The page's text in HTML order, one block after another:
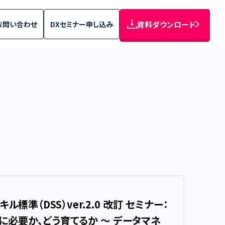
問い合わせ DXセミナー申し込み 資料ダウンロード
page-seminar.phpon line
標準（DSS）ver.2.0 改訂 セミナー：
要か、どう育てるか ～ データマネ